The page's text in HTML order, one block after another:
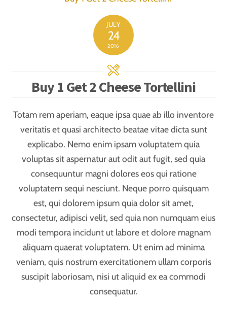
suscipit laboriosam, nisi ut aliquid ex ea commodi
consequatur.
Nemo enim ipsam voluptatem quia voluptas sit
aspernatur aut odit aut fugit, sed quia consequuntur
magni dolores eos qui ratione voluptatem sequi
nesciunt. Neque porro quisquam est, qui dolorem
sed quia non numquam eius modi tempora incidunt ut
labore et dolore magnam aliquam quaerat
voluptatem. Ut enim ad minima veniam, quis nostrum
exercitationem ullam corporis suscipit laboriosam, nisi
ut aliquid ex ea commodi consequatur. Quis autem vel
eum iure reprehenderit qui in ea voluptate velit esse
quam nihil molestiae.
22